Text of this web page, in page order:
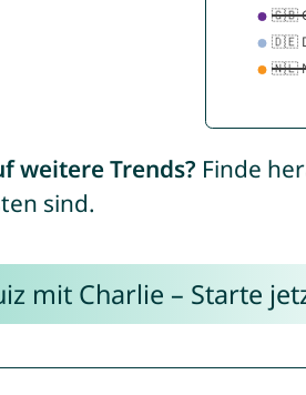
weitere Trends? Finde
sind.
mit Charlie – Starte